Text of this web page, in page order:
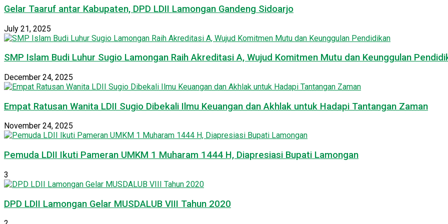
Gelar Taaruf antar Kabupaten, DPD LDII Lamongan Gandeng Sidoarjo
July 21, 2025
SMP Islam Budi Luhur Sugio Lamongan Raih Akreditasi A, Wujud Komitmen Mutu dan Keunggulan
December 24, 2025
Empat Ratusan Wanita LDII Sugio Dibekali Ilmu Keuangan dan Akhlak untuk Hadapi Tantangan Zaman
November 24, 2025
Pemuda LDII Ikuti Pameran UMKM 1 Muharam 1444 H, Diapresiasi Bupati Lamongan
3
DPD LDII Lamongan Gelar MUSDALUB VIII Tahun 2020